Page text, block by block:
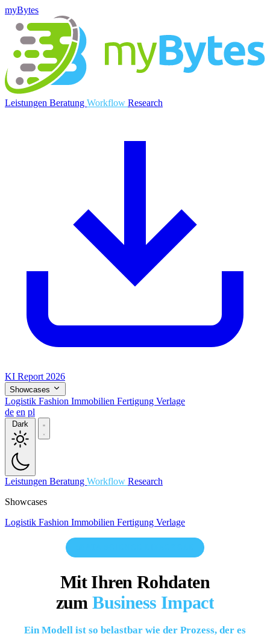
myBytes
Leistungen Beratung Workflow Research
KI Report 2026
Showcases
Logistik Fashion Immobilien Fertigung Verlage
de en pl
Dark
Leistungen Beratung Workflow Research
Showcases
Logistik Fashion Immobilien Fertigung Verlage
Mit Ihren Rohdaten
zumBusiness Impact
Ein Modell ist so belastbar wie der Prozess, der es